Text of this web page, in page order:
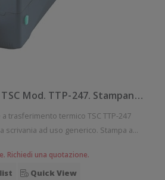
99-125A013-0002 TSC Mod. TTP-247. Stampante di etichette.
trasferimento termico TSC TTP-247
scrivania ad uso generico. Stampa a
dot/mm Supporto di stampa:
Richiedi una quotazione.
Quick View